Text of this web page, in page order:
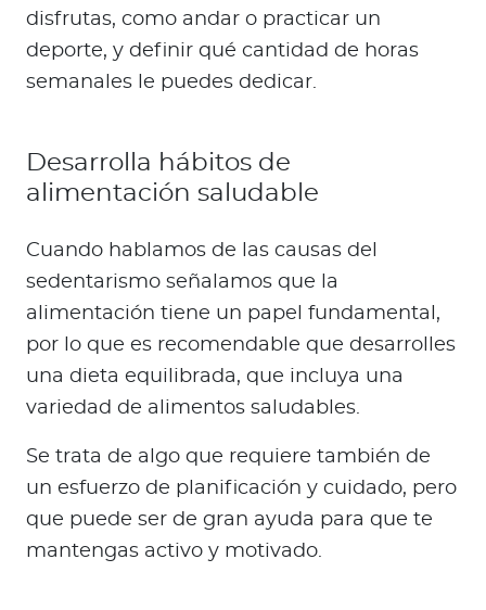
disfrutas, como andar o practicar un
deporte, y definir qué cantidad de horas
semanales le puedes dedicar.
Desarrolla hábitos de
alimentación saludable
Cuando hablamos de las causas del
sedentarismo señalamos que la
alimentación tiene un papel fundamental,
por lo que es recomendable que desarrolles
una dieta equilibrada, que incluya una
variedad de alimentos saludables.
Se trata de algo que requiere también de
un esfuerzo de planificación y cuidado, pero
que puede ser de gran ayuda para que te
mantengas activo y motivado.